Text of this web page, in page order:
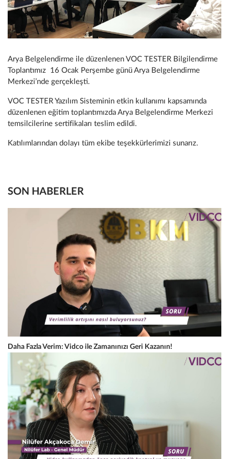
Arya Belgelendirme ile düzenlenen VOC TESTER Bilgilendirme
Toplantımız 16 Ocak Perşembe günü Arya Belgelendirme
Merkezi’nde gerçekleşti.
VOC TESTER Yazılım Sisteminin etkin kullanımı kapsamında
düzenlenen eğitim toplantımızda Arya Belgelendirme Merkezi
temsilcilerine sertifikaları teslim edildi.
Katılımlarından dolayı tüm ekibe teşekkürlerimizi sunarız.
SON HABERLER
Daha Fazla Verim: Vidco ile Zamanınızı Geri Kazanın!